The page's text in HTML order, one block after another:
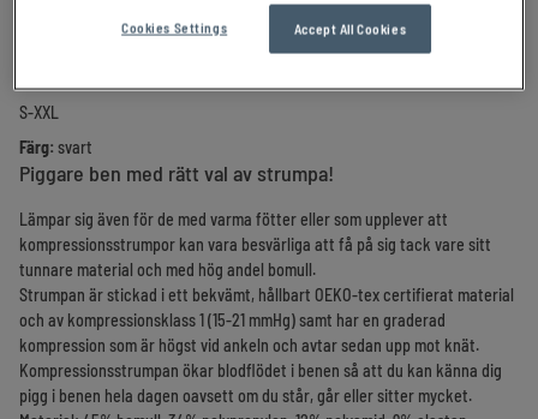
Tunna och behagliga knästrumpor i bomull för bra stöd i
S-XXL
Färg: svart
Piggare ben med rätt val av strumpa!
Lämpar sig även för de med varma fötter eller som upplever att
kompressionsstrumpor kan vara besvärliga att få på sig tack vare sitt
tunnare material och med hög andel bomull.
Strumpan är stickad i ett bekvämt, hållbart OEKO-tex certifierat material
och av kompressionsklass 1 (15-21 mmHg) samt har en graderad
kompression som är högst vid ankeln och avtar sedan upp mot knät.
Kompressionsstrumpan ökar blodflödet i benen så att du kan känna dig
pigg i benen hela dagen oavsett om du står, går eller sitter mycket.
Accept All Cookies
Cookies Settings